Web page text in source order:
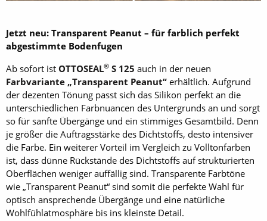
Jetzt neu: Transparent Peanut – für farblich perfekt
abgestimmte Bodenfugen
Ab sofort ist OTTOSEAL® S 125 auch in der neuen
Farbvariante „Transparent Peanut“ erhältlich. Aufgrund
der dezenten Tönung passt sich das Silikon perfekt an die
unterschiedlichen Farbnuancen des Untergrunds an und sorgt
so für sanfte Übergänge und ein stimmiges Gesamtbild. Denn
je größer die Auftragsstärke des Dichtstoffs, desto intensiver
die Farbe. Ein weiterer Vorteil im Vergleich zu Volltonfarben
ist, dass dünne Rückstände des Dichtstoffs auf strukturierten
Oberflächen weniger auffällig sind. Transparente Farbtöne
wie „Transparent Peanut“ sind somit die perfekte Wahl für
optisch ansprechende Übergänge und eine natürliche
Wohlfühlatmosphäre bis ins kleinste Detail.